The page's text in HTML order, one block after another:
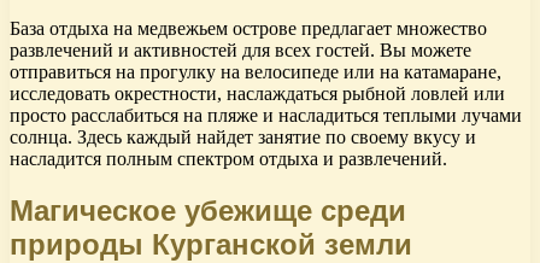
База отдыха на медвежьем острове предлагает множество
развлечений и активностей для всех гостей. Вы можете
отправиться на прогулку на велосипеде или на катамаране,
исследовать окрестности, наслаждаться рыбной ловлей или
просто расслабиться на пляже и насладиться теплыми лучами
солнца. Здесь каждый найдет занятие по своему вкусу и
насладится полным спектром отдыха и развлечений.
Магическое убежище среди
природы Курганской земли